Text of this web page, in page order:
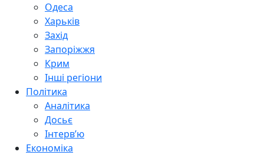
Одеса
Харьків
Захід
Запоріжжя
Крим
Інші регіони
Політика
Аналітика
Досьє
Інтерв’ю
Економіка